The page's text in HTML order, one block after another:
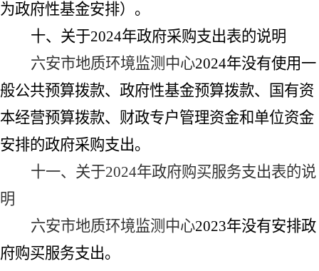
为政府性基金安排）。
十、关于2024年政府采购支出表的说明
六安市地质环境监测中心2024年没有使用一
般公共预算拨款、政府性基金预算拨款、国有资
本经营预算拨款、财政专户管理资金和单位资金
安排的政府采购支出。
十一、关于2024年政府购买服务支出表的说
明
六安市地质环境监测中心2023年没有安排政
府购买服务支出。